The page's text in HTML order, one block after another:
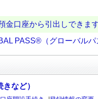
金口座から引出しできま
PASS®（グローバル
など）